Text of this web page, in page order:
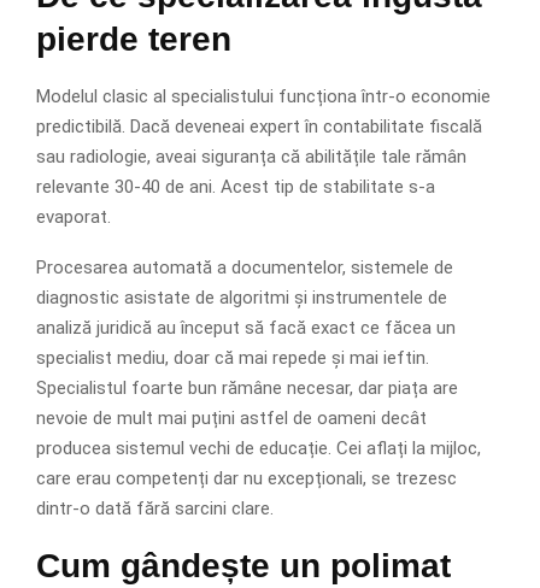
pierde teren
Modelul clasic al specialistului funcționa într-o economie
predictibilă. Dacă deveneai expert în contabilitate fiscală
sau radiologie, aveai siguranța că abilitățile tale rămân
relevante 30-40 de ani. Acest tip de stabilitate s-a
evaporat.
Procesarea automată a documentelor, sistemele de
diagnostic asistate de algoritmi și instrumentele de
analiză juridică au început să facă exact ce făcea un
specialist mediu, doar că mai repede și mai ieftin.
Specialistul foarte bun rămâne necesar, dar piața are
nevoie de mult mai puțini astfel de oameni decât
producea sistemul vechi de educație. Cei aflați la mijloc,
care erau competenți dar nu excepționali, se trezesc
dintr-o dată fără sarcini clare.
Cum gândește un polimat